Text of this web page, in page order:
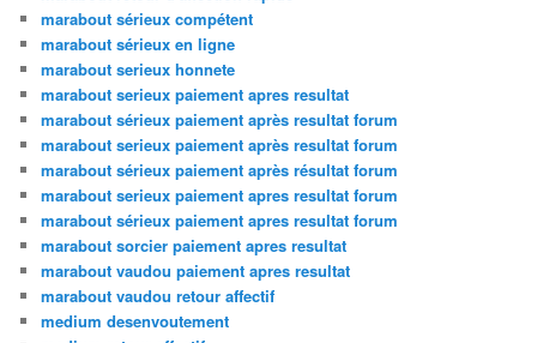
marabout sérieux compétent
marabout sérieux en ligne
marabout serieux honnete
marabout serieux paiement apres resultat
marabout sérieux paiement après resultat forum
marabout serieux paiement après resultat forum
marabout sérieux paiement après résultat forum
marabout serieux paiement apres resultat forum
marabout sérieux paiement apres resultat forum
marabout sorcier paiement apres resultat
marabout vaudou paiement apres resultat
marabout vaudou retour affectif
medium desenvoutement